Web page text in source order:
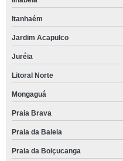
Itanhaém
Jardim Acapulco
Juréia
Litoral Norte
Mongaguá
Praia Brava
Praia da Baleia
Praia da Boiçucanga